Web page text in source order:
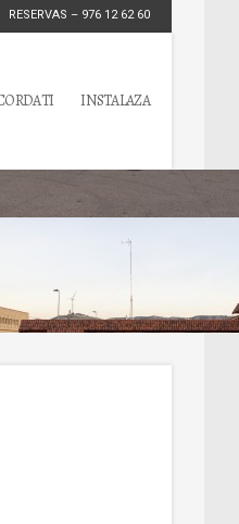
RESERVAS – 976 12 62 60
INSTALAZA